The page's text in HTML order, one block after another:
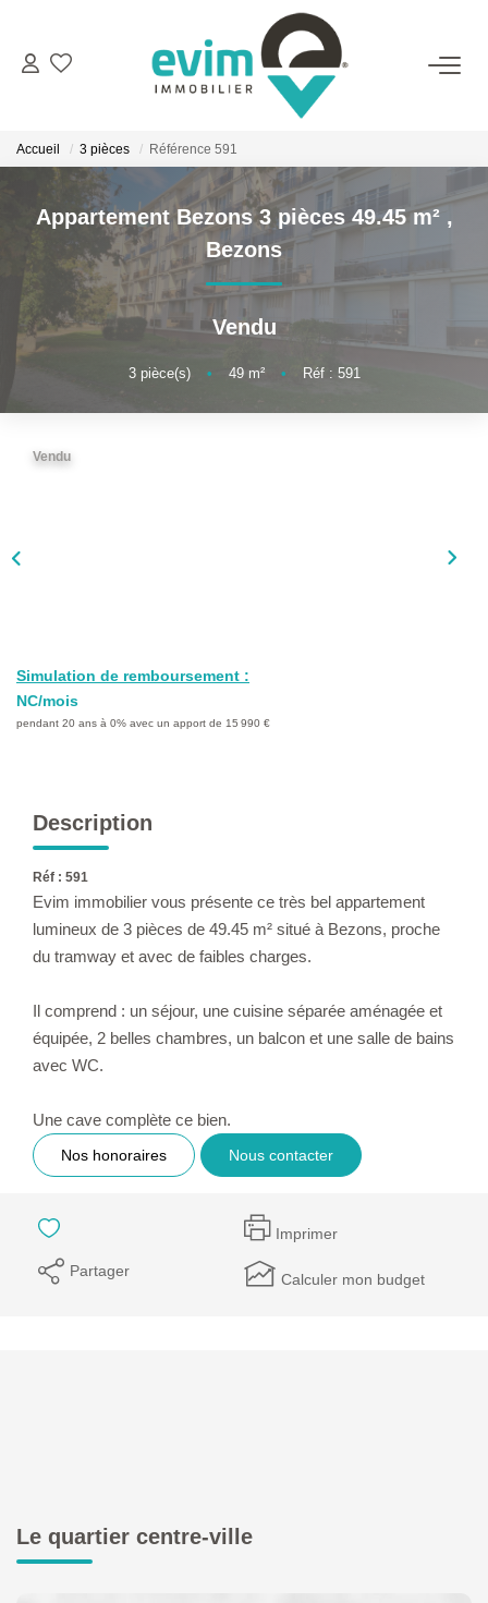
ACHETER
LOUER
ESTIMER
VENDRE
GESTION
Accueil 3 pièces Référence 591
Appartement Bezons 3 pièces 49.45 m² ,
Bezons
Vendu
3pièce(s) • 49m² • Réf : 591
Vendu
Simulation de remboursement :
NC/mois
pendant 20 ans à 0% avec un apport de 15 990 €
Description
Réf : 591
Evim immobilier vous présente ce très bel appartement
lumineux de 3 pièces de 49.45 m² situé à Bezons, proche
du tramway et avec de faibles charges.
Il comprend : un séjour, une cuisine séparée aménagée et
équipée, 2 belles chambres, un balcon et une salle de bains
avec WC.
Une cave complète ce bien.
Nos honoraires Nous contacter
Imprimer
Partager Calculer mon budget
Le quartier centre-ville